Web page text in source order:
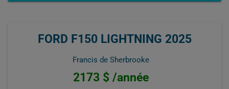
FORD F150 LIGHTNING 2025
Francis de Sherbrooke
2173 $ /année